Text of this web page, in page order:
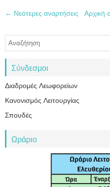
← Νεότερες αναρτήσεις Αρχική
Σύνδεσμοι
Διαδρομές Λεωφορείων
Κανονισμός Λειτουργίας
Σπουδές
Ωράριο